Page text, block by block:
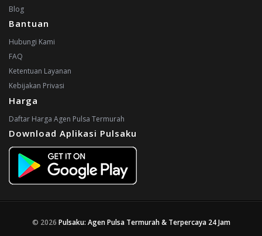
Blog
Bantuan
Hubungi Kami
FAQ
Ketentuan Layanan
Kebijakan Privasi
Harga
Daftar Harga Agen Pulsa Termurah
Download Aplikasi Pulsaku
© 2026 Pulsaku: Agen Pulsa Termurah & Terpercaya 24 Jam